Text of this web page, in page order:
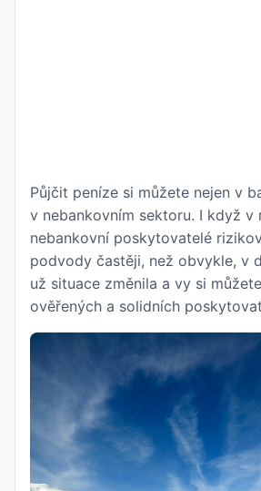
Půjčit peníze si můžete nejen v
v nebankovním sektoru. I když v
nebankovní poskytovatelé
podvody častěji, než obvykle, v
už situace změnila a vy si
ověřených a solidních